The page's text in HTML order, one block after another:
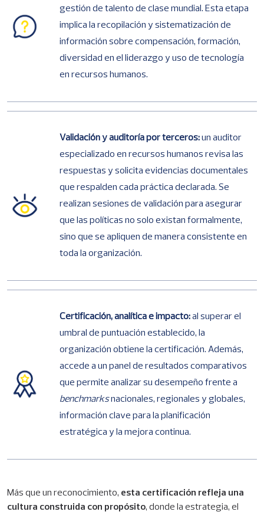
gestión de talento de clase mundial. Esta etapa
implica la recopilación y sistematización de
información sobre compensación, formación,
diversidad en el liderazgo y uso de tecnología
en recursos humanos.
Validación y auditoría por terceros:un auditor
especializado en recursos humanos revisa las
respuestas y solicita evidencias documentales
que respalden cada práctica declarada. Se
realizan sesiones de validación para asegurar
que las políticas no solo existan formalmente,
sino que se apliquen de manera consistente en
toda la organización.
Certificación, analítica e impacto:al superar el
umbral de puntuación establecido, la
organización obtiene la certificación. Además,
accede a un panel de resultados comparativos
que permite analizar su desempeño frente a
benchmarksnacionales, regionales y globales,
información clave para la planificación
estratégica y la mejora continua.
Más que un reconocimiento, esta certificación refleja una
cultura construida con propósito, donde la estrategia, el